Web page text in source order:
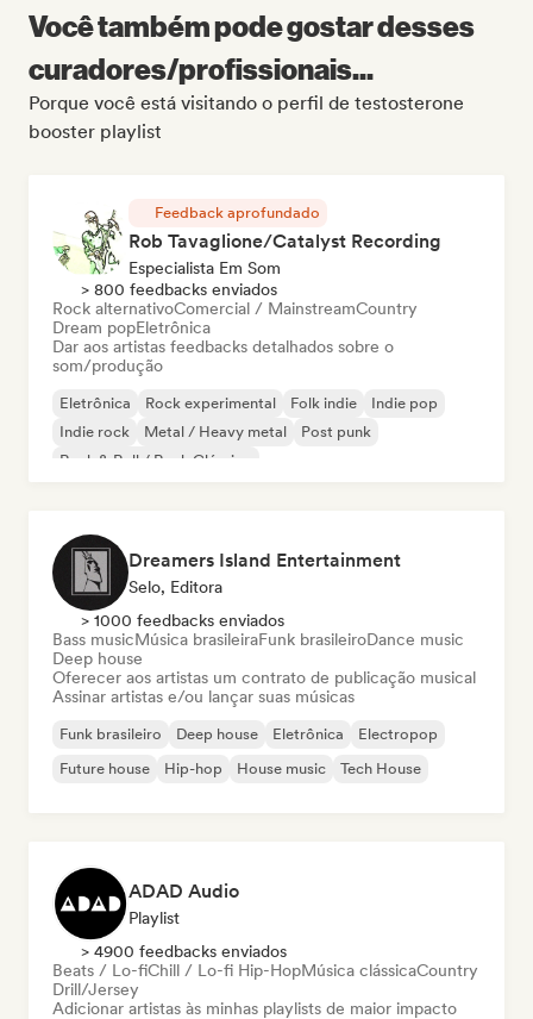
Você também pode gostar desses
curadores/profissionais...
Porque você está visitando o perfil de testosterone
booster playlist
Feedback aprofundado
Rob Tavaglione/Catalyst Recording
Especialista Em Som
> 800 feedbacks enviados
Rock alternativoComercial / MainstreamCountry
Dream popEletrônica
Dar aos artistas feedbacks detalhados sobre o
som/produção
Eletrônica Rock experimental Folk indie
Indie pop
Indie rock
Metal / Heavy metal
Post punk
Rock & Roll / Rock Clássico
Dreamers Island Entertainment
Selo, Editora
> 1000 feedbacks enviados
Bass musicMúsica brasileiraFunk brasileiroDance music
Deep house
Oferecer aos artistas um contrato de publicação musical
Assinar artistas e/ou lançar suas músicas
Funk brasileiro Deep house Eletrônica
Electropop
Future house
Hip-hop House music Tech House
ADAD Audio
Playlist
> 4900 feedbacks enviados
Beats / Lo-fiChill / Lo-fi Hip-HopMúsica clássicaCountry
Drill/Jersey
Adicionar artistas às minhas playlists de maior impacto